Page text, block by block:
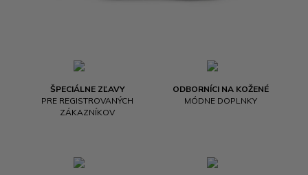
ŠPECIÁLNE ZĽAVY
PRE REGISTROVANÝCH
ZÁKAZNÍKOV
ODBORNÍCI NA KOŽENÉ
MÓDNE DOPLNKY